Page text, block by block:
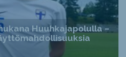
Huuhkajapolulla –